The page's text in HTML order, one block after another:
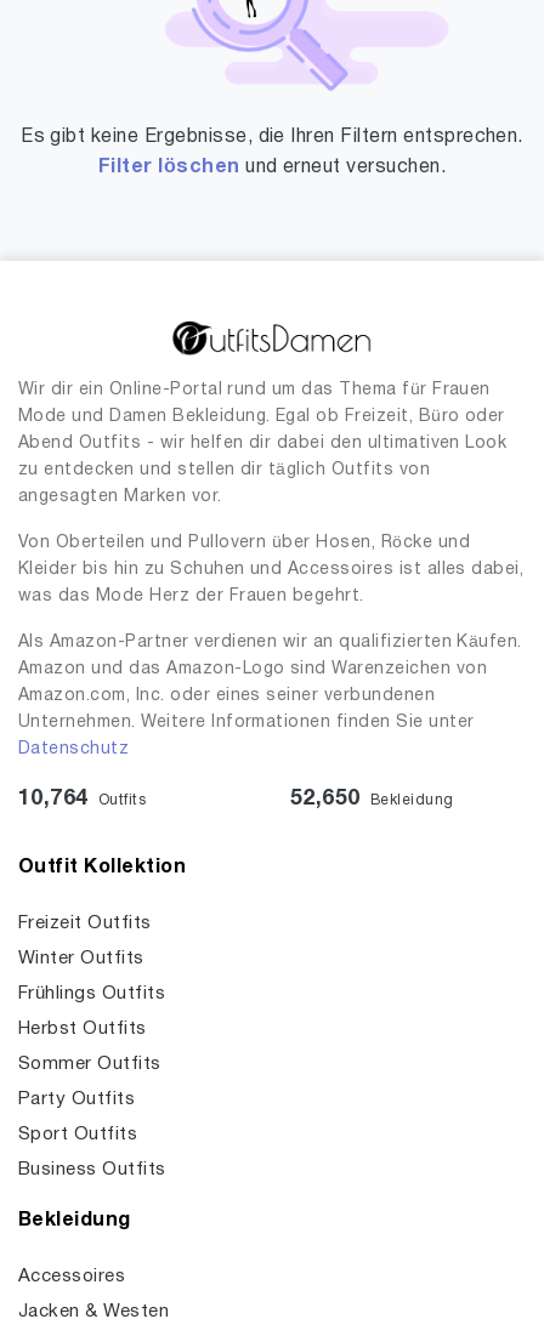
Es gibt keine Ergebnisse, die Ihren Filtern entsprechen.
Filter löschen und erneut versuchen.
Wir dir ein Online-Portal rund um das Thema für Frauen
Mode und Damen Bekleidung. Egal ob Freizeit, Büro oder
Abend Outfits - wir helfen dir dabei den ultimativen Look
zu entdecken und stellen dir täglich Outfits von
angesagten Marken vor.
Von Oberteilen und Pullovern über Hosen, Röcke und
Kleider bis hin zu Schuhen und Accessoires ist alles dabei,
was das Mode Herz der Frauen begehrt.
Als Amazon-Partner verdienen wir an qualifizierten Käufen.
Amazon und das Amazon-Logo sind Warenzeichen von
Amazon.com, Inc. oder eines seiner verbundenen
Unternehmen. Weitere Informationen finden Sie unter
Datenschutz
10,764 Outfits 52,650 Bekleidung
Outfit Kollektion
Freizeit Outfits
Winter Outfits
Frühlings Outfits
Herbst Outfits
Sommer Outfits
Party Outfits
Sport Outfits
Business Outfits
Bekleidung
Accessoires
Jacken & Westen